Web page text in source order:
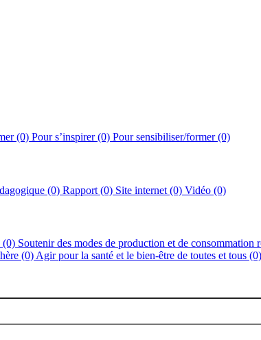
(0) Pour s’inspirer (0) Pour sensibiliser/former (0)
(0) Rapport (0) Site internet (0) Vidéo (0)
(0) Soutenir des modes de production et de consommation
(0) Agir pour la santé et le bien-être de toutes et tous (0)